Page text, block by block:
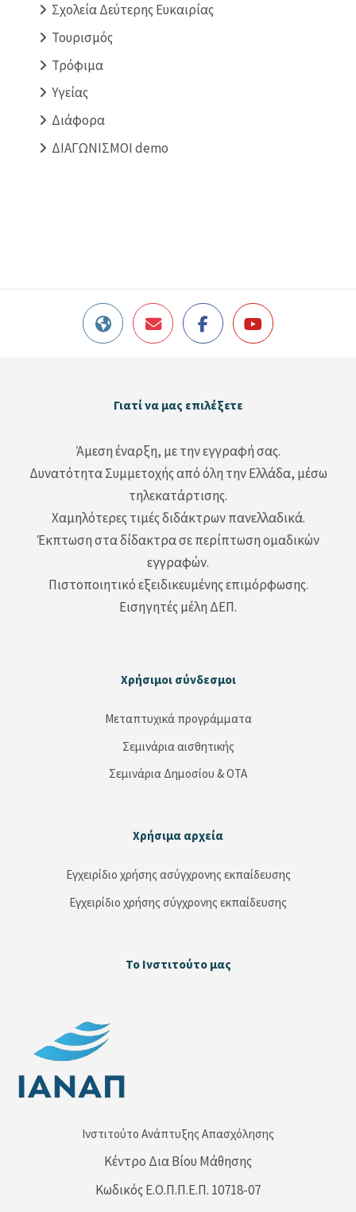
Σχολεία Δεύτερης Ευκαιρίας
Τουρισμός
Τρόφιμα
Υγείας
Διάφορα
ΔΙΑΓΩΝΙΣΜΟΙ demo
Παράλειψη Γιατί να μας επιλέξετε
Γιατί να μας επιλέξετε
Άμεση έναρξη, με την εγγραφή σας.
Δυνατότητα Συμμετοχής από όλη την Ελλάδα, μέσω
τηλεκατάρτισης.
Χαμηλότερες τιμές διδάκτρων πανελλαδικά.
Έκπτωση στα δίδακτρα σε περίπτωση ομαδικών
εγγραφών.
Πιστοποιητικό εξειδικευμένης επιμόρφωσης.
Εισηγητές μέλη ΔΕΠ.
Παράλειψη Χρήσιμοι σύνδεσμοιΧρήσιμοι σύνδεσμοι
Μεταπτυχικά προγράμματα
Σεμινάρια αισθητικής
Σεμινάρια Δημοσίου & ΟΤΑ
Παράλειψη Χρήσιμα αρχείαΧρήσιμα αρχεία
Εγχειρίδιο χρήσης ασύγχρονης εκπαίδευσης
Εγχειρίδιο χρήσης σύγχρονης εκπαίδευσης
Παράλειψη Το Ινστιτούτο μαςΤο Ινστιτούτο μας
Ινστιτούτο Ανάπτυξης Απασχόλησης
Κέντρο Δια Βίου Μάθησης
Κωδικός Ε.Ο.Π.Π.Ε.Π. 10718-07